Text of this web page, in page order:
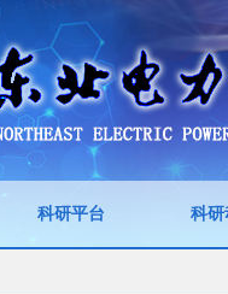
科研平台 科研